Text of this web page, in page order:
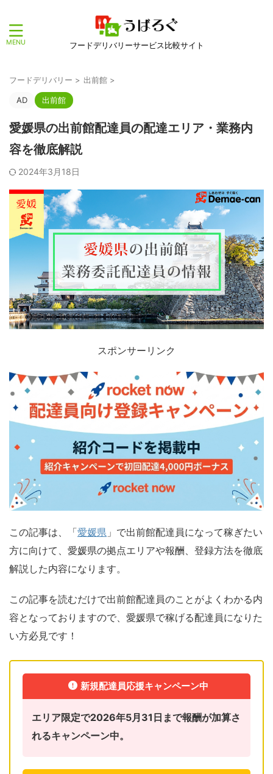
フードデリバリーサービス比較サイト
フードデリバリー > 出前館 >
AD 出前館
愛媛県の出前館配達員の配達エリア・業務内
容を徹底解説
2024年3月18日
スポンサーリンク
この記事は、「愛媛県 」で出前館配達員になって稼ぎたい
方に向けて、愛媛県の拠点エリアや報酬、登録方法を徹底
解説した内容になります。
この記事を読むだけで出前館配達員のことがよくわかる内
容となっておりますので、愛媛県で稼げる配達員になりた
い方必見です！
新規配達員応援キャンペーン中
エリア限定で2026年5月31日まで報酬が加算さ
れるキャンペーン中。